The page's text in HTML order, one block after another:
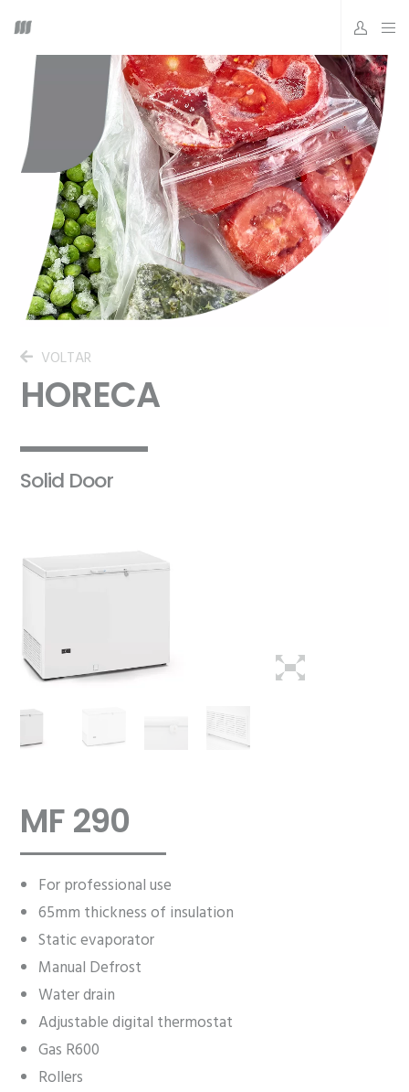
VOLTAR
HORECA
Solid Door
MF 290
For professional use
65mm thickness of insulation
Static evaporator
Manual Defrost
Water drain
Adjustable digital thermostat
Gas R600
Rollers